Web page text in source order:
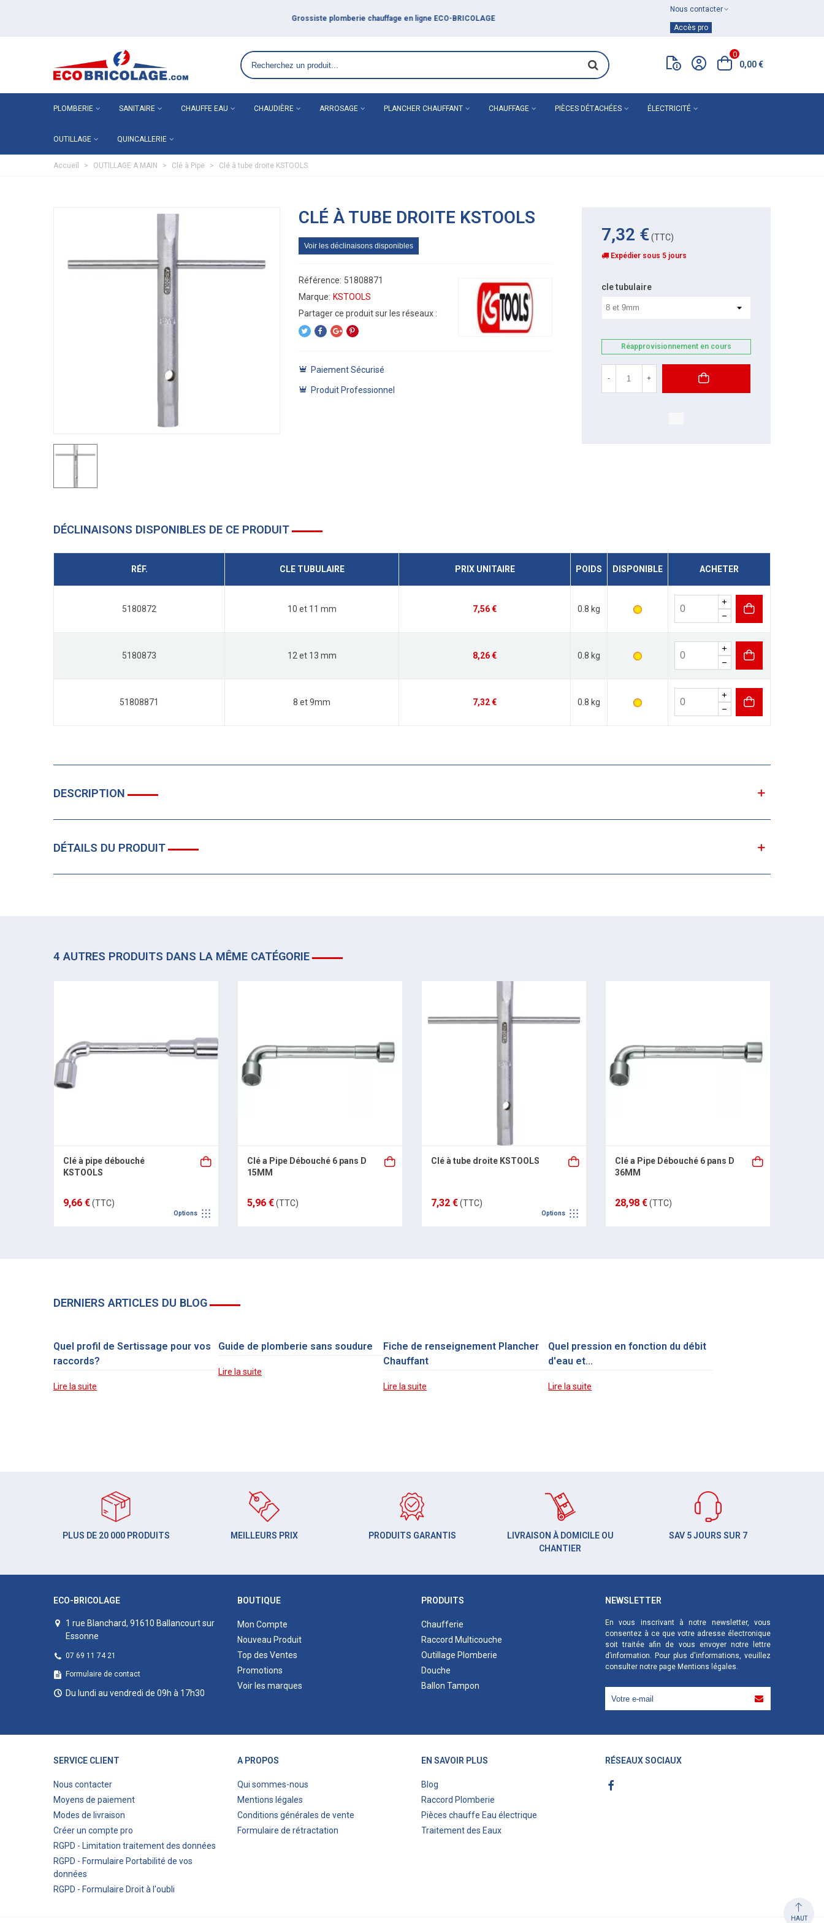
Nous contacter
Accès pro
0
0,00 €
PLOMBERIE SANITAIRE CHAUFFE EAU CHAUDIÈRE ARROSAGE PLANCHER CHAUFFANT CHAUFFAGE PIÈCES DÉTACHÉES ÉLECTRICITÉ
OUTILLAGE QUINCALLERIE
Accueil > OUTILLAGE A MAIN > Clé à Pipe > Clé à tube droite KSTOOLS
CLÉ À TUBE DROITE KSTOOLS
Voir les déclinaisons disponibles
Référence: 51808871
Marque: KSTOOLS
Paiement Sécurisé
Produit Professionnel
7,32 €(TTC)
Expédier sous 5 jours
cle tubulaire
Réapprovisionnement en cours
- +
DÉCLINAISONS DISPONIBLES DE CE PRODUIT
RÉF. CLE TUBULAIRE PRIX UNITAIRE POIDS DISPONIBLE ACHETER
5180872 10 et 11 mm 7,56 € 0.8 kg
5180873 12 et 13 mm 8,26 € 0.8 kg
51808871 8 et 9mm 7,32 € 0.8 kg
DESCRIPTION
DÉTAILS DU PRODUIT
4 AUTRES PRODUITS DANS LA MÊME CATÉGORIE
Clé à pipe débouché
KSTOOLS
9,66 €(TTC)
Options
Clé a Pipe Débouché 6 pans D
15MM
5,96 €(TTC)
Clé à tube droite KSTOOLS
7,32 €(TTC)
Options
Clé a Pipe Débouché 6 pans D
36MM
28,98 €(TTC)
DERNIERS ARTICLES DU BLOG
Quel profil de Sertissage pour vos
raccords?
Lire la suite
Guide de plomberie sans soudure
Lire la suite
Fiche de renseignement Plancher
Chauffant
Lire la suite
Quel pression en fonction du débit
d'eau et...
Lire la suite
PLUS DE 20 000 PRODUITS MEILLEURS PRIX PRODUITS GARANTIS
LIVRAISON À DOMICILE OU
CHANTIER
SAV 5 JOURS SUR 7
ECO-BRICOLAGE
1 rue Blanchard, 91610 Ballancourt sur
Essonne
07 69 11 74 21
Formulaire de contact
Du lundi au vendredi de 09h à 17h30
BOUTIQUE
Mon Compte
Nouveau Produit
Top des Ventes
Promotions
Voir les marques
PRODUITS
Chaufferie
Raccord Multicouche
Outillage Plomberie
Douche
Ballon Tampon
NEWSLETTER
En vous inscrivant à notre newsletter, vous
consentez à ce que votre adresse électronique
soit traitée afin de vous envoyer notre lettre
d’information. Pour plus d'informations, veuillez
consulter notre page Mentions légales.
SERVICE CLIENT
Nous contacter
Moyens de paiement
Modes de livraison
Créer un compte pro
RGPD - Limitation traitement des données
RGPD - Formulaire Portabilité de vos
données
RGPD - Formulaire Droit à l'oubli
A PROPOS
Qui sommes-nous
Mentions légales
Conditions générales de vente
Formulaire de rétractation
EN SAVOIR PLUS
Blog
Raccord Plomberie
Pièces chauffe Eau électrique
Traitement des Eaux
RÉSEAUX SOCIAUX
HAUT